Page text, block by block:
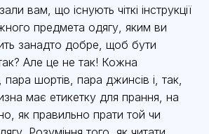
вам, що існують чіткі інструкції
предмета одягу, яким ви
занадто добре, щоб бути
Але це не так! Кожна
шортів, пара джинсів і, так,
має етикетку для прання, на
як правильно прати той чи